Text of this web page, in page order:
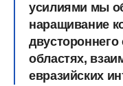
усилиями мы
наращивание
двустороннего
областях,
евразийских